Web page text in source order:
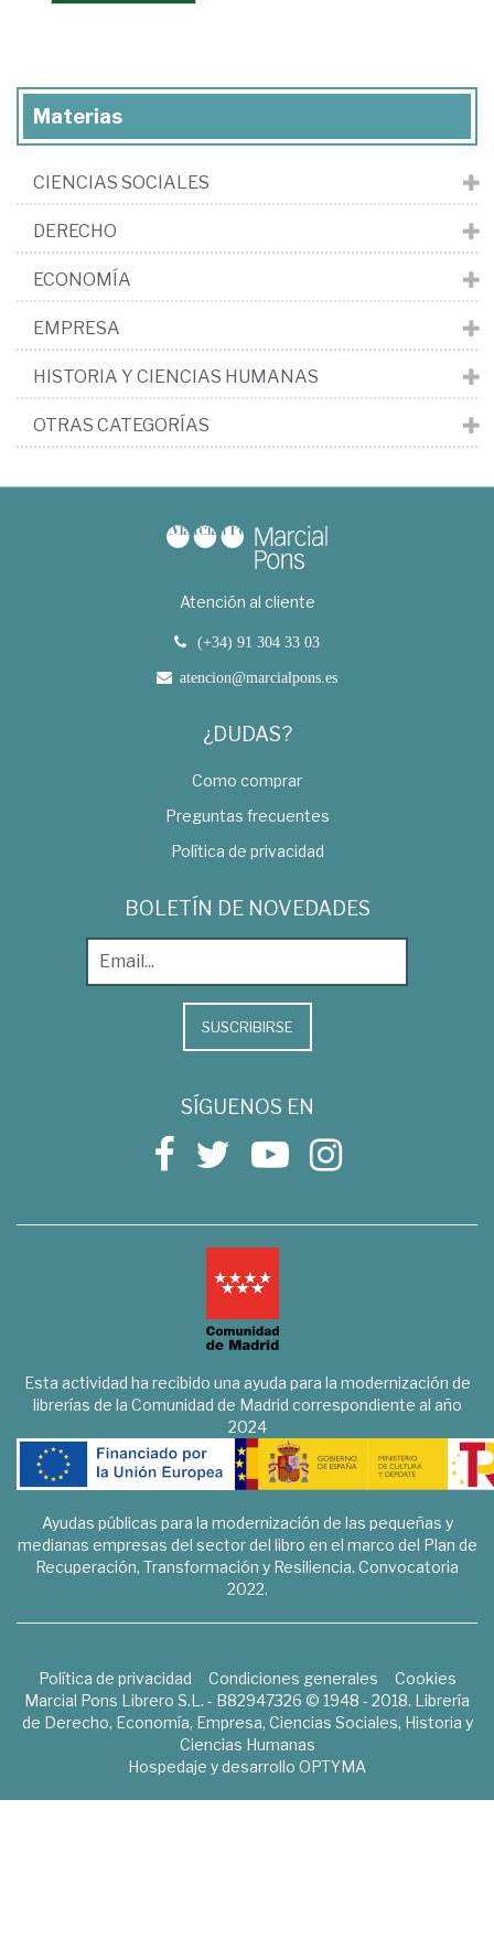
Materias
CIENCIAS SOCIALES
DERECHO
ECONOMÍA
EMPRESA
HISTORIA Y CIENCIAS HUMANAS
OTRAS CATEGORÍAS
Atención al cliente
(+34) 91 304 33 03
atencion@marcialpons.es
¿DUDAS?
Como comprar
Preguntas frecuentes
Política de privacidad
BOLETÍN DE NOVEDADES
SUSCRIBIRSE
SÍGUENOS EN
Esta actividad ha recibido una ayuda para la modernización de
librerías de la Comunidad de Madrid correspondiente al año
2024
Ayudas públicas para la modernización de las pequeñas y
medianas empresas del sector del libro en el marco del Plan de
Recuperación, Transformación y Resiliencia. Convocatoria
2022.
Política de privacidad Condiciones generales
Cookies
Marcial Pons Librero S.L. - B82947326 © 1948 - 2018. Librería
de Derecho, Economía, Empresa, Ciencias Sociales, Historia y
Ciencias Humanas
Hospedaje y desarrollo OPTYMA